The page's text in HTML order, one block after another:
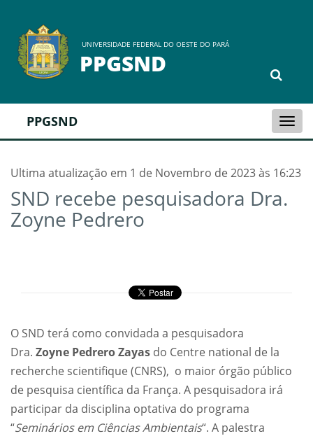
UNIVERSIDADE FEDERAL DO OESTE DO PARÁ
PPGSND
PPGSND
Ultima atualização em 1 de Novembro de 2023 às 16:23
SND recebe pesquisadora Dra.
Zoyne Pedrero
O SND terá como convidada a pesquisadora
Dra. Zoyne PedreroZayas do Centre national de la
recherche scientifique (CNRS), o maior órgão público
de pesquisa científica da França. A pesquisadora irá
participar da disciplina optativa do programa
“Seminários em Ciências Ambientais“. A palestra